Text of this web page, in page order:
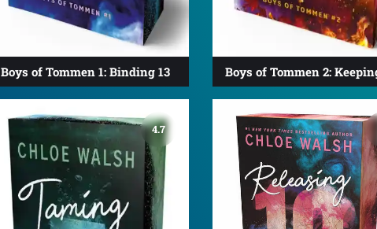
Boys of Tommen 1: Binding 13 Boys of Tommen 2:
4.7